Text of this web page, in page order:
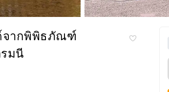
จากพิพิธภัณฑ์
รมนี